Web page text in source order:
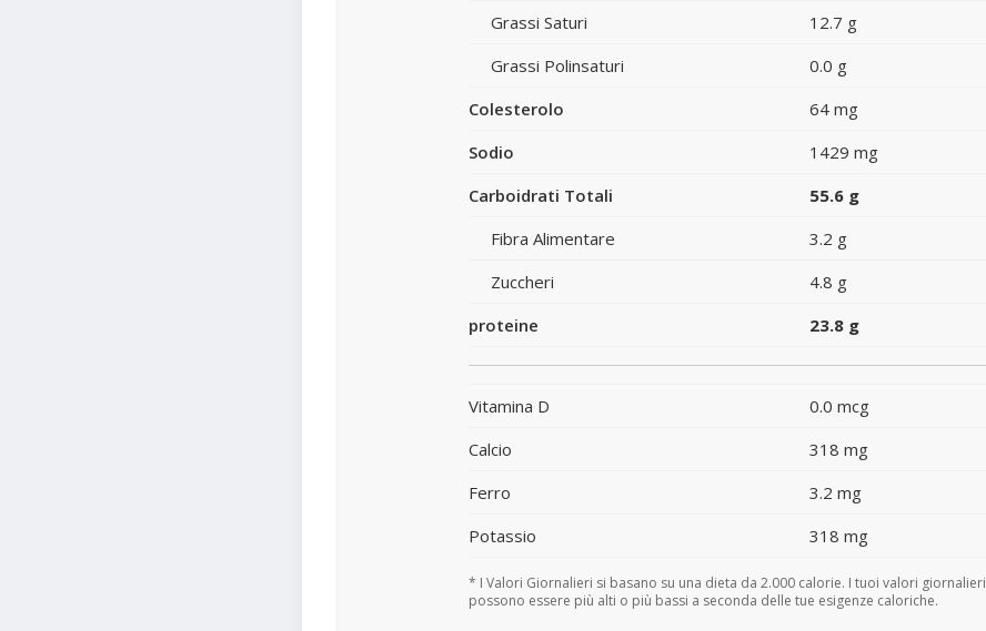
Grassi Saturi
12.7 g
Grassi Polinsaturi
0.0 g
Colesterolo
64 mg
Sodio
1429 mg
Carboidrati Totali
55.6 g
Fibra Alimentare
3.2 g
Zuccheri
4.8 g
proteine
23.8 g
Vitamina D 0.0 mcg
Calcio
318 mg
Ferro
3.2 mg
Potassio
318 mg
* I Valori Giornalieri si basano su una dieta da 2.000 calorie. I tuoi valori giornalieri
possono essere più alti o più bassi a seconda delle tue esigenze caloriche.